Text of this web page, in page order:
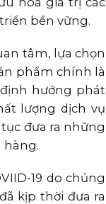
bền vững.
tâm, lựa chọn
phẩm chính là
định hướng phát
lượng dịch vụ
đưa ra những
hàng.
19 do chủng
kịp thời đưa ra